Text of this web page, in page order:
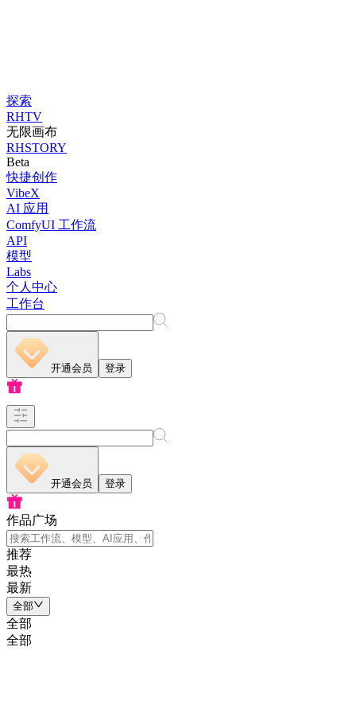
探索
RHTV
无限画布
RHSTORY
Beta
快捷创作
VibeX
AI 应用
ComfyUI 工作流
API
模型
Labs
个人中心
工作台
开通会员 登录
开通会员 登录
作品广场
推荐
最热
最新
全部
全部
全部